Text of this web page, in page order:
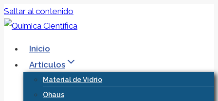
Saltar al contenido
Inicio
Artículos
Material de Vidrio
Ohaus